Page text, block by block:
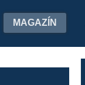
MAGAZÍN